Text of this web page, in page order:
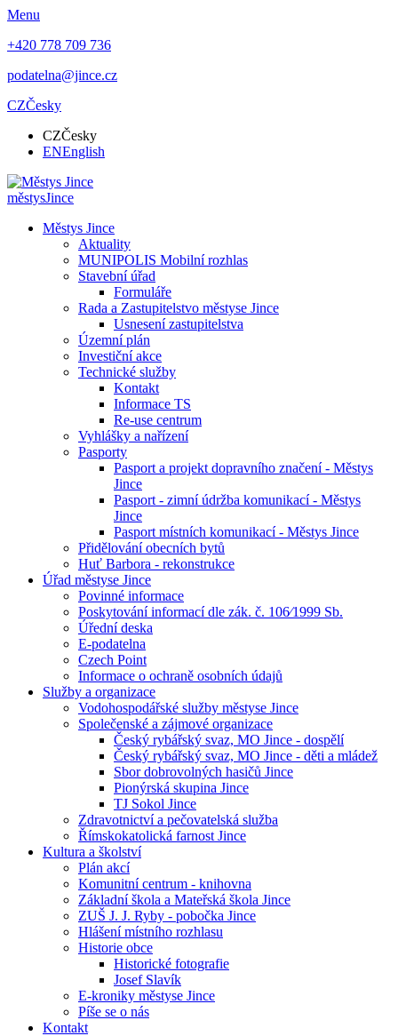
Menu
+420 778 709 736
podatelna@jince.cz
CZČesky
CZČesky
ENEnglish
městysJince
Městys Jince
Aktuality
MUNIPOLIS Mobilní rozhlas
Stavební úřad
Formuláře
Rada a Zastupitelstvo městyse Jince
Usnesení zastupitelstva
Územní plán
Investiční akce
Technické služby
Kontakt
Informace TS
Re-use centrum
Vyhlášky a nařízení
Pasporty
Pasport a projekt dopravního značení - Městys
Jince
Pasport - zimní údržba komunikací - Městys
Jince
Pasport místních komunikací - Městys Jince
Přidělování obecních bytů
Huť Barbora - rekonstrukce
Úřad městyse Jince
Povinné informace
Poskytování informací dle zák. č. 106⁄1999 Sb.
Úřední deska
E-podatelna
Czech Point
Informace o ochraně osobních údajů
Služby a organizace
Vodohospodářské služby městyse Jince
Společenské a zájmové organizace
Český rybářský svaz, MO Jince - dospělí
Český rybářský svaz, MO Jince - děti a mládež
Sbor dobrovolných hasičů Jince
Pionýrská skupina Jince
TJ Sokol Jince
Zdravotnictví a pečovatelská služba
Římskokatolická farnost Jince
Kultura a školství
Plán akcí
Komunitní centrum - knihovna
Základní škola a Mateřská škola Jince
ZUŠ J. J. Ryby - pobočka Jince
Hlášení místního rozhlasu
Historie obce
Historické fotografie
Josef Slavík
E-kroniky městyse Jince
Píše se o nás
Kontakt